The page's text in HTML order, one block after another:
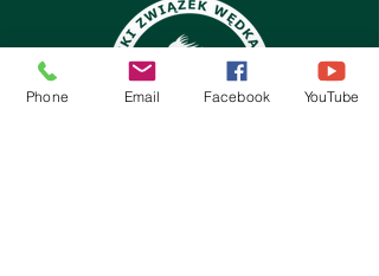
Phone Email Facebook YouTube